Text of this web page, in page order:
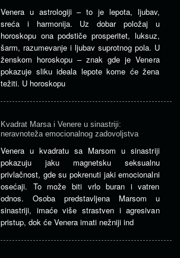
Venera u astrologiji – to je lepota, ljubav,
sreća i harmonija. Uz dobar položaj u
horoskopu ona podstiče prosperitet, luksuz,
šarm, razumevanje i ljubav suprotnog pola. U
ženskom horoskopu – znak gde je Venera
pokazuje sliku ideala lepote kome će žena
težiti. U horoskopu
Kvadrat Marsa i Venere u sinastriji:
neravnoteža emocionalnog zadovoljstva
Venera u kvadratu sa Marsom u sinastriji
pokazuju jaku magnetsku seksualnu
privlačnost, gde su pokrenuti jaki emocionalni
osećaji. To može biti vrlo buran i vatren
odnos. Osoba predstavljena Marsom u
sinastriji, imaće više strastven i agresivan
pristup, dok će Venera imati nežniji ind